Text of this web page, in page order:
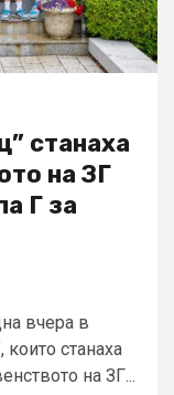
станаха
на ЗГ
Г за
вчера в
станаха
на ЗГ...